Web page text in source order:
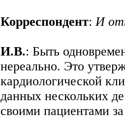
Корреспондент:И
И.В.: Быть
нереально. Это
кардиологической
данных нескольких
своими пациентами